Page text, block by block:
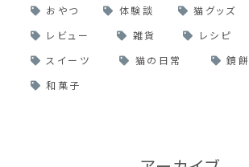
おやつ 体験談 猫グッズ
レビュー
雑貨 レシピ
スイーツ
猫の日常 鏡餅
和菓子